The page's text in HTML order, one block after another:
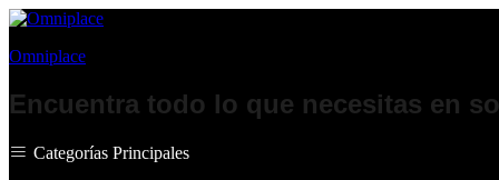
Omniplace
Encuentra todo lo que necesitas en
Categorías Principales